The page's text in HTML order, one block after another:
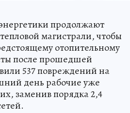
продолжают
магистрали, чтобы
отопительному
после прошедшей
537 повреждений на
день рабочие уже
заменив порядка 2,4